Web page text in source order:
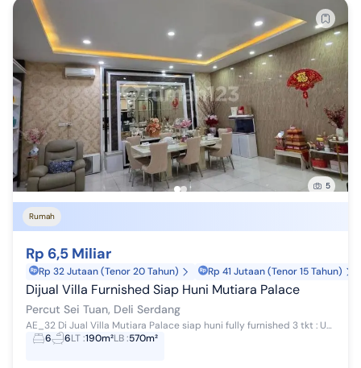
5
Rumah
Rp 6,5 Miliar
Rp 32 Jutaan (Tenor 20 Tahun) Rp 41 Jutaan (Tenor 15 Tahun)
Dijual Villa Furnished Siap Huni Mutiara Palace
Percut Sei Tuan, Deli Serdang
AE_32 Di Jual Villa Mutiara Palace siap huni fully furnished 3 tkt : Uk. 10x19m K. Tidur 6 K. Mandi 6 AC 9 unit Tangki air 1500ltr Solar tuff Kitc...
6
6LT:190m²LB:570m²